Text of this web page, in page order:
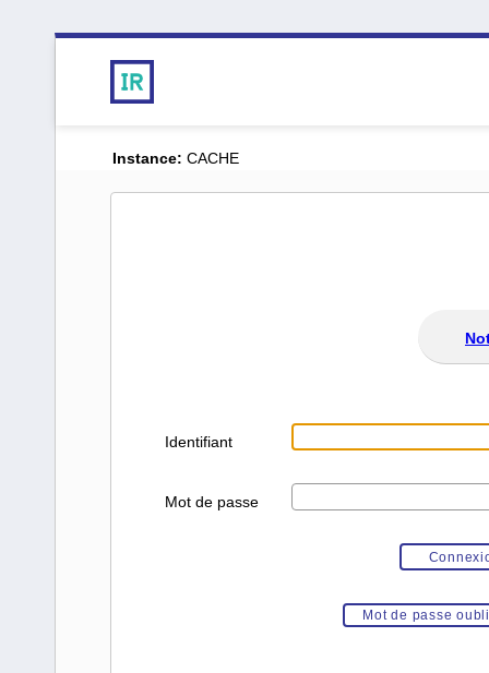
Instance: CACHE
Identifiant
Mot de passe
Mot de passe